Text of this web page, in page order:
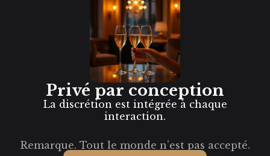
Privé par conception
La discrétion est intégrée à chaque
interaction.
Remarque. Tout le monde n’est pas accepté.